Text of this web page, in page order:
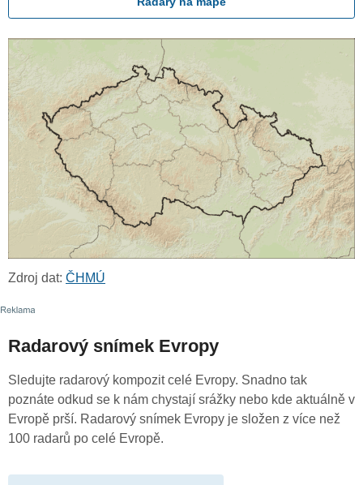
Zdroj dat: ČHMÚ
Radarový snímek Evropy
Sledujte radarový kompozit celé Evropy. Snadno tak
poznáte odkud se k nám chystají srážky nebo kde aktuálně v
Evropě prší. Radarový snímek Evropy je složen z více než
100 radarů po celé Evropě.